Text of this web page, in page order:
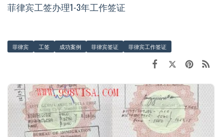
菲律宾工签办理1-3年工作签证
菲律宾 工签 成功案例 菲律宾签证 菲律宾工作签证